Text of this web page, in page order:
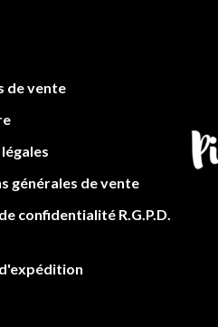
de vente
générales de vente
confidentialité R.G.P.D.
dition